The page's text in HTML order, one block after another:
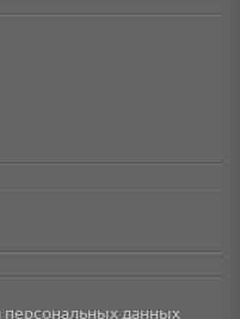
персональных данных